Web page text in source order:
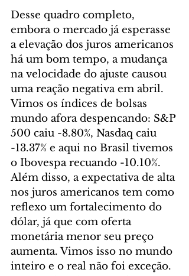
Desse quadro completo,
embora o mercado já esperasse
a elevação dos juros americanos
há um bom tempo, a mudança
na velocidade do ajuste causou
uma reação negativa em abril.
Vimos os índices de bolsas
mundo afora despencando: S&P
500 caiu -8.80%, Nasdaq caiu
-13.37% e aqui no Brasil tivemos
o Ibovespa recuando -10.10%.
Além disso, a expectativa de alta
nos juros americanos tem como
reflexo um fortalecimento do
dólar, já que com oferta
monetária menor seu preço
aumenta. Vimos isso no mundo
inteiro e o real não foi exceção.